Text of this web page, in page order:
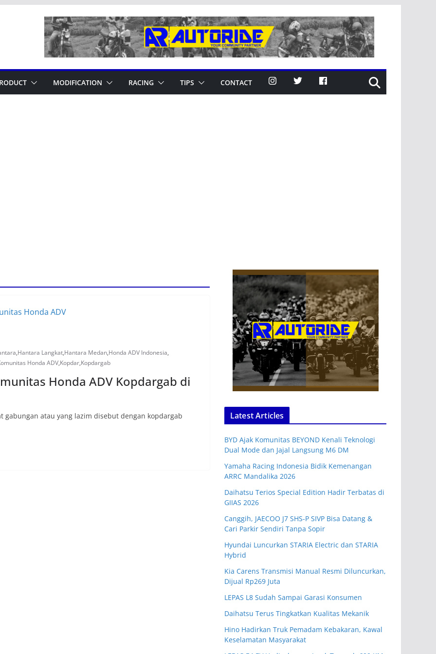
MODIFICATION RACING TIPS CONTACT
,Hantara Langkat,Hantara Medan,Honda ADV Indonesia,
Honda ADV,Kopdar,Kopdargab
Honda ADV Kopdargab di
gabungan atau yang lazim disebut dengan kopdargab
Latest Articles
BYD Ajak Komunitas BEYOND Kenali Teknologi
Dual Mode dan Jajal Langsung M6 DM
Yamaha Racing Indonesia Bidik Kemenangan
ARRC Mandalika 2026
Daihatsu Terios Special Edition Hadir Terbatas di
GIIAS 2026
Canggih, JAECOO J7 SHS-P SIVP Bisa Datang &
Cari Parkir Sendiri Tanpa Sopir
Hyundai Luncurkan STARIA Electric dan STARIA
Hybrid
Kia Carens Transmisi Manual Resmi Diluncurkan,
Dijual Rp269 Juta
LEPAS L8 Sudah Sampai Garasi Konsumen
Daihatsu Terus Tingkatkan Kualitas Mekanik
Hino Hadirkan Truk Pemadam Kebakaran, Kawal
Keselamatan Masyarakat